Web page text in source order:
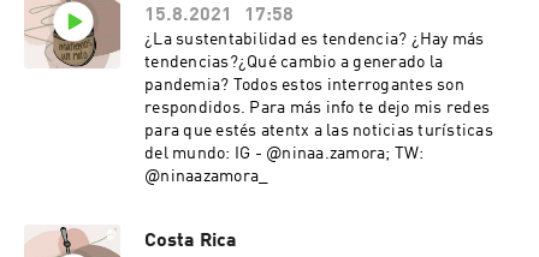
15.8.2021
17:58
¿La sustentabilidad es tendencia? ¿Hay más
tendencias?¿Qué cambio a generado la
pandemia? Todos estos interrogantes son
respondidos. Para más info te dejo mis redes
para que estés atentx a las noticias turísticas
del mundo: IG - @ninaa.zamora; TW:
@ninaazamora_
Costa Rica